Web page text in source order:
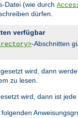
-Datei (wie durch
dürfen.
verfügbar
-Abschnitten
gesetzt wird, dann
zu lesen.
wird, dann ist